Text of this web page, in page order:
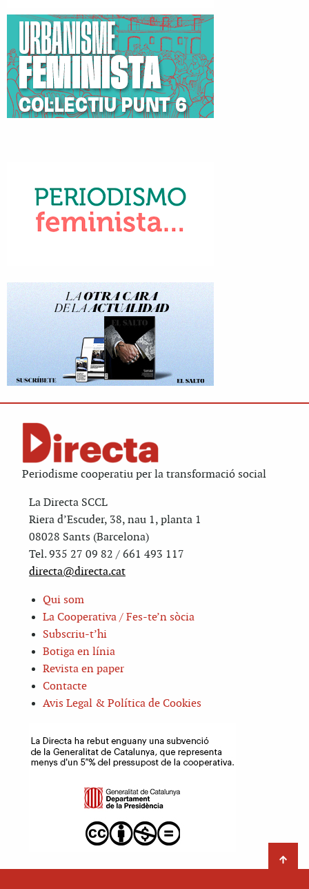
Periodisme cooperatiu per la transformació social
La Directa SCCL
Riera d’Escuder, 38, nau 1, planta 1
08028 Sants (Barcelona)
Tel. 935 27 09 82 / 661 493 117
directa@directa.cat
Qui som
La Cooperativa / Fes-te’n sòcia
Subscriu-t’hi
Botiga en línia
Revista en paper
Contacte
Avis Legal & Política de Cookies